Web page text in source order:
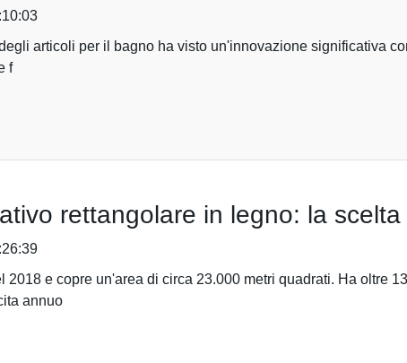
articoli per il bagno ha visto un'innovazione significativa
f
rettangolare in legno: la
2018 e copre un'area di circa 23.000 metri quadrati. Ha oltre
annuo